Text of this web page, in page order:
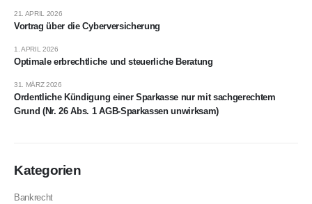
Vortrag über die Cyberversicherung
21. APRIL 2026
Optimale erbrechtliche und steuerliche Beratung
1. APRIL 2026
Ordentliche Kündigung einer Sparkasse nur mit sachgerechtem
Grund (Nr. 26 Abs. 1 AGB-Sparkassen unwirksam)
31. MÄRZ 2026
Kategorien
Bankrecht